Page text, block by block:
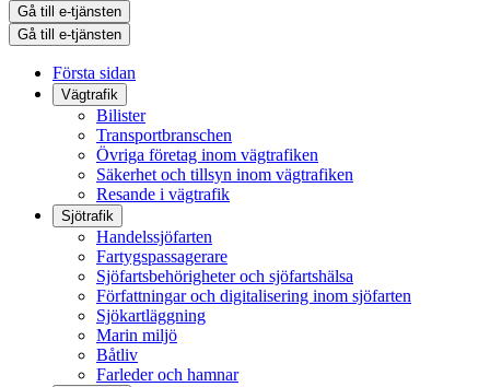
Gå till e-tjänsten
Gå till e-tjänsten
Första sidan
Vägtrafik
Bilister
Transportbranschen
Övriga företag inom vägtrafiken
Säkerhet och tillsyn inom vägtrafiken
Resande i vägtrafik
Sjötrafik
Handelssjöfarten
Fartygspassagerare
Sjöfartsbehörigheter och sjöfartshälsa
Författningar och digitalisering inom sjöfarten
Sjökartläggning
Marin miljö
Båtliv
Farleder och hamnar